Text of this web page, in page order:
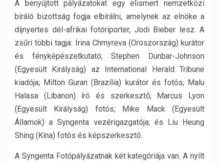
A benyújtott pályázatokat egy elismert nemzetközi
bíráló bizottság fogja elbírálni, amelynek az elnöke a
díjnyertes dél-afrikai fotóriporter, Jodi Bieber lesz. A
zsűri többi tagja: Irina Chmyreva (Oroszország) kurátor
és fényképészetkutató; Stephen Dunbar-Johnson
(Egyesült Királyság) az International Herald Tribune
kiadója; Milton Guran (Brazília) kurátor és fotós; Malu
Halasa (Libanon) író és szerkesztő; Marcus Lyon
(Egyesült Királyság) fotós; Mike Mack (Egyesült
Államok) a Syngenta vezérigazgatója; és Liu Heung
Shing (Kína) fotós és képszerkesztő.
A Syngenta Fotópályázatnak két kategóriája van. A nyílt